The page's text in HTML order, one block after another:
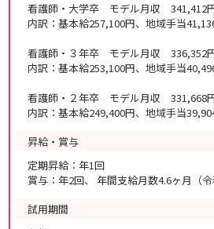
看護師・大学卒 モデル月収 341,412
内訳：基本給257,100円、地域手当
看護師・３年卒 モデル月収 336,352
内訳：基本給253,100円、地域手当
看護師・２年卒 モデル月収 331,668
内訳：基本給249,400円、地域手当
昇給・賞与
定期昇給：年1回
賞与：年2回、 年間支給月数4.6ヶ月（令
試用期間